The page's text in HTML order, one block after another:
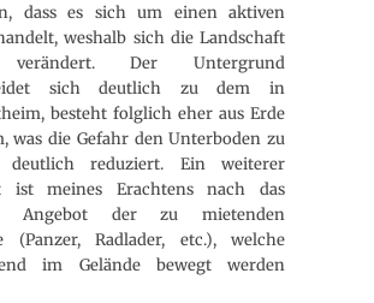
dass es sich um einen aktiven
weshalb sich die Landschaft
verändert. Der Untergrund
sich deutlich zu dem in
besteht folglich eher aus Erde
was die Gefahr den Unterboden zu
deutlich reduziert. Ein weiterer
ist meines Erachtens nach das
Angebot der zu mietenden
(Panzer, Radlader, etc.), welche
im Gelände bewegt werden